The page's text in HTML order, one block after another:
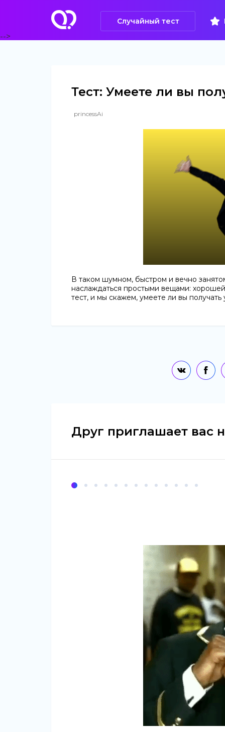
Случайный тест
-->
Тест: Умеете ли вы
princessAi
В таком шумном, быстром и вечно
наслаждаться простыми вещами:
тест, и мы скажем, умеете ли вы получать
Друг приглашает вас